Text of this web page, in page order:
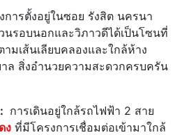
การตั้งอยู่ในซอย รังสิต นครนา
นรอบนอกและวิภาวดีได้เป็นโซนที่
มเส้นเลียบคลองและใกล้ห้าง
ล สิ่งอำนวยความสะดวกครบครัน
การเดินอยู่ใกล้รถไฟฟ้า 2 สาย
ง ที่มีโครงการเชื่อมต่อเข้ามาใกล้